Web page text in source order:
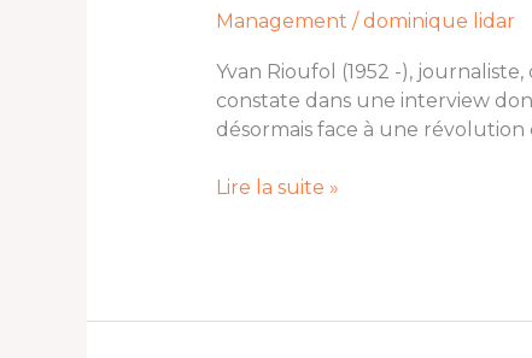
Management /dominique lidar
Yvan Rioufol (1952 -),
constate dans une interview
désormais face à une
au
k-
Project
et
management
Lire la suite »